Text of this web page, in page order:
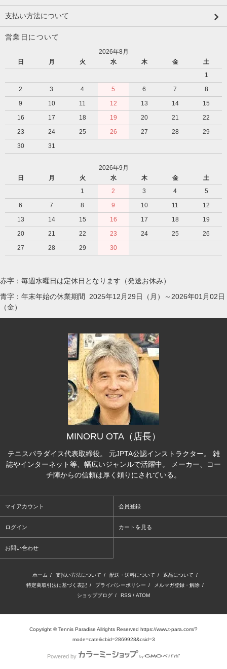
支払い方法について
営業日について
2026年8月
日
月 火 水 木 金
土
1
2
3 4 5 6 7
8
9
10 11 12 13 14
15
16
17 18 19 20 21
22
23
24 25 26 27 28
29
30
31
2026年9月
日
月 火 水 木 金
土
1
2 3 4
5
6
7 8 9 10 11
12
13
14 15 16 17 18
19
20
21 22 23 24 25
26
27
28 29 30
赤字：毎週水曜日は定休日となります（発送お休み）
青字：年末年始の休業期間 2025年12月29日（月）～2026年01月02日
（金）
MINORU OTA（店長）
テニスパラダイス代表取締役。 元JPTA公認インストラクター。 雑
誌やインターネット等、幅広いジャンルで活躍中。 メーカー、コー
チ陣からの信頼は厚く頼りにされている。
マイアカウント 会員登録
ログイン カートを見る
お問い合わせ
ホーム / 支払い方法について / 配送・送料について / 返品について /
特定商取引法に基づく表記 / プライバシーポリシー / メルマガ登録・解除 /
ショップブログ / RSS / ATOM
Copyright © Tennis Paradise Allrights Reserved https://www.t-para.com/?
mode=cate&cbid=2869928&csid=3
Powered by